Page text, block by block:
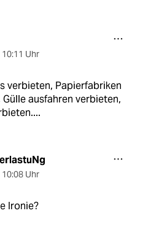
10:11 Uhr
verbieten, Papierfabriken
ausfahren verbieten,
10:08 Uhr
Ironie?